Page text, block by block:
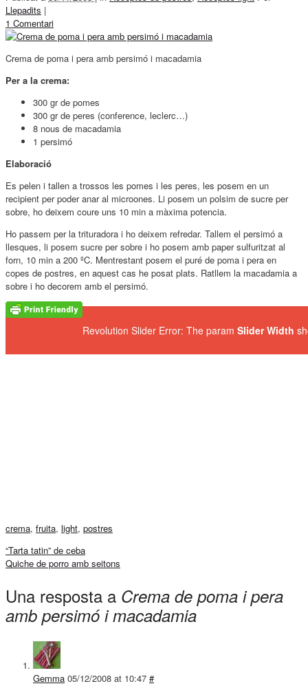
Llepadits |
1 Comentari
Crema de poma i pera amb persimó i macadamia
Per a la crema:
300 gr de pomes
300 gr de peres (conference, leclerc…)
8 nous de macadamia
1 persimó
Elaboració
Es pelen i tallen a trossos les pomes i les peres, les posem en un
recipient per poder anar al microones. Li posem un polsim de sucre per
sobre, ho deixem coure uns 10 min a màxima potencia.
Ho passem per la trituradora i ho deixem refredar. Tallem el persimó a
llesques, li posem sucre per sobre i ho posem amb paper sulfuritzat al
forn, 10 min a 200 ºC. Mentrestant posem el puré de poma i pera en
copes de postres, en aquest cas he posat plats. Ratllem la macadamia a
sobre i ho decorem amb el persimó.
Revolution Slider Error: The param Slider Width
crema, fruita, light, postres
“Tarta tatin” de ceba
Quiche de porro amb seitons
Una resposta a Crema de poma i pera
amb persimó i macadamia
Gemma 05/12/2008 at 10:47 #